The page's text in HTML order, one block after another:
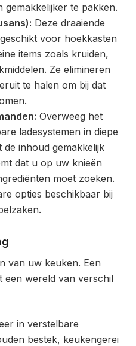
gemakkelijker te pakken.
Deze draaiende
voor hoekkasten
items zoals kruiden,
Ze elimineren
te halen om bij dat
Overweeg het
ladesystemen in diepe
inhoud gemakkelijk
dat u op uw knieën
moet zoeken.
opties beschikbaar bij
van uw keuken. Een
een wereld van verschil
in verstelbare
bestek, keukengerei